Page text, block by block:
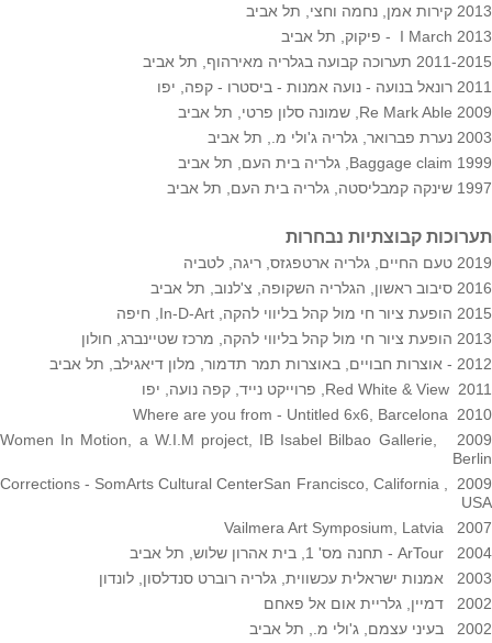
2013 קירות אמן, נחמה וחצי, תל אביב
I March 2013 - פיקוק, תל אביב
2011-2015 תערוכה קבועה בגלריה מאירהוף, תל אביב
2011 רונאל בנועה - נועה אמנות - ביסטרו - קפה, יפו
Re Mark Able 2009, שמונה סלון פרטי, תל אביב
2003 נערת פברואר, גלריה ג'ולי מ., תל אביב
Baggage claim 1999, גלריה בית העם, תל אביב
1997 שינקה קמבליסטה, גלריה בית העם, תל אביב
תערוכות קבוצתיות נבחרות
2019 טעם החיים, גלריה ארטפגזס, ריגה, לטביה
2016 סיבוב ראשון, הגלריה השקופה, צ
'לנוב, תל אביב
2015 הופעת ציור חי מול קהל בליווי להקה, In-D-Art, חיפה
2013 הופעת ציור חי מול קהל בליווי להקה, מרכז שטיינברג, חולון
2012 - אוצרות חבויים, באוצרות תמר תדמור, מלון דיאגילב, תל אביב
2011 Red White & View, פרוייקט נייד, קפה נועה, יפו
2010 Where are you from - Untitled 6x6, Barcelona
2009 Women In Motion, a W.I.M project, IB Isabel Bilbao Gallerie,
Berlin
2009 Corrections - SomArts Cultural CenterSan Francisco, California ,
USA
2007 Vailmera Art Symposium, Latvia
2004 ArTour - תחנה מס' 1, בית אהרון שלוש, תל אביב
2003 אמנות ישראלית עכשווית, גלריה רוברט סנדלסון, לונדון
2002 דמיין, גלריית אום אל פאחם
2002 בעיני עצמם, ג'ולי מ., תל אביב